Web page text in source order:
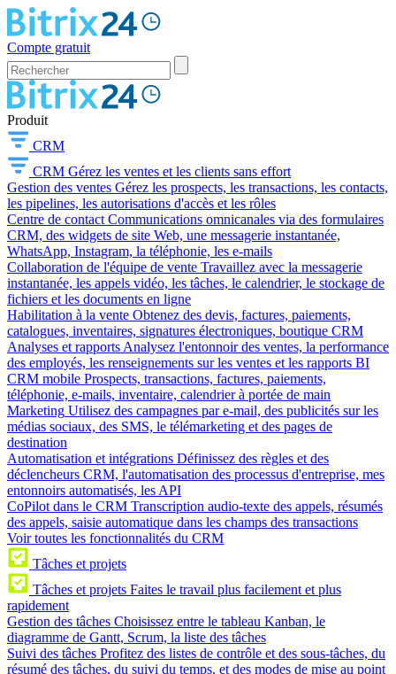
Compte gratuit
Produit
CRM
CRM Gérez les ventes et les clients sans effort
Gestion des ventes Gérez les prospects, les transactions, les contacts,
les pipelines, les autorisations d'accès et les rôles
Centre de contact Communications omnicanales via des formulaires
CRM, des widgets de site Web, une messagerie instantanée,
WhatsApp, Instagram, la téléphonie, les e-mails
Collaboration de l'équipe de vente Travaillez avec la messagerie
instantanée, les appels vidéo, les tâches, le calendrier, le stockage de
fichiers et les documents en ligne
Habilitation à la vente Obtenez des devis, factures, paiements,
catalogues, inventaires, signatures électroniques, boutique CRM
Analyses et rapports Analysez l'entonnoir des ventes, la performance
des employés, les renseignements sur les ventes et les rapports BI
CRM mobile Prospects, transactions, factures, paiements,
téléphonie, e-mails, inventaire, calendrier à portée de main
Marketing Utilisez des campagnes par e-mail, des publicités sur les
médias sociaux, des SMS, le télémarketing et des pages de
destination
Automatisation et intégrations Définissez des règles et des
déclencheurs CRM, l'automatisation des processus d'entreprise, mes
entonnoirs automatisés, les API
CoPilot dans le CRM Transcription audio-texte des appels, résumés
des appels, saisie automatique dans les champs des transactions
Voir toutes les fonctionnalités du CRM
Tâches et projets
Tâches et projets Faites le travail plus facilement et plus
rapidement
Gestion des tâches Choisissez entre le tableau Kanban, le
diagramme de Gantt, Scrum, la liste des tâches
Suivi des tâches Profitez des listes de contrôle et des sous-tâches, du
résumé des tâches, du suivi du temps, et des modes de mise au point